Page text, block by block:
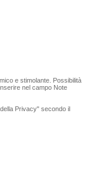
e stimolante. Possibilità
nel campo Note
Privacy" secondo il